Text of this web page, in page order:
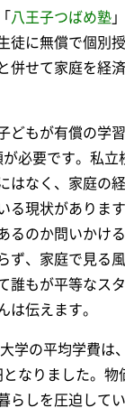
八王子つばめ塾
徒に無償で個別
併せて家庭を経
どもが有償の学
必要です。私立
はなく、家庭の
る現状がありま
るのか問いかけ
ず、家庭で見る
誰もが平等なス
は伝えます。
学の平均学費は
なりました。物
らしを圧迫して